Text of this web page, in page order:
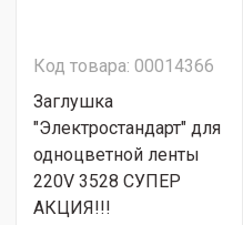
Код товара: 00014366
Заглушка
"Электростандарт" для
одноцветной ленты
220V 3528 СУПЕР
АКЦИЯ!!!